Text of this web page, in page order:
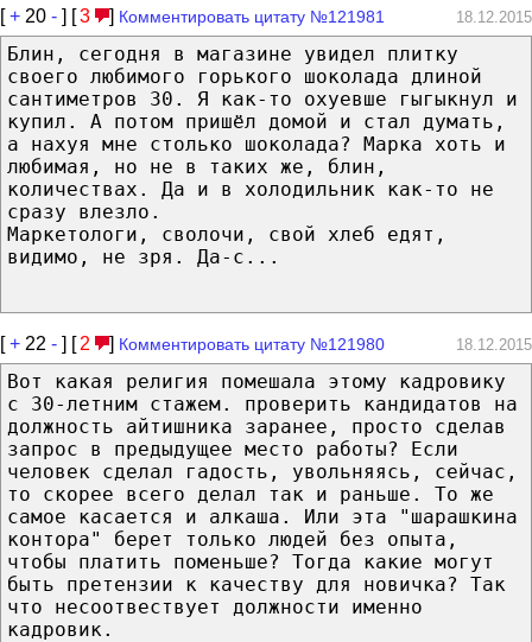
[+ 20 - ] [3 ] Комментировать цитату №121981 18.12.2015
Блин, сегодня в магазине увидел плитку
своего любимого горького шоколада длиной
сантиметров 30. Я как-то охуевше гыгыкнул и
купил. А потом пришёл домой и стал думать,
а нахуя мне столько шоколада? Марка хоть и
любимая, но не в таких же, блин,
количествах. Да и в холодильник как-то не
сразу влезло.
Маркетологи, сволочи, свой хлеб едят,
видимо, не зря. Да-с...
[+ 22 - ] [ 2 ] Комментировать цитату №121980 18.12.2015
Вот какая религия помешала этому кадровику
с 30-летним стажем. проверить кандидатов на
должность айтишника заранее, просто сделав
запрос в предыдущее место работы? Если
человек сделал гадость, увольняясь, сейчас,
то скорее всего делал так и раньше. То же
самое касается и алкаша. Или эта "шарашкина
контора" берет только людей без опыта,
чтобы платить поменьше? Тогда какие могут
быть претензии к качеству для новичка? Так
что несоотвествует должности именно
кадровик.